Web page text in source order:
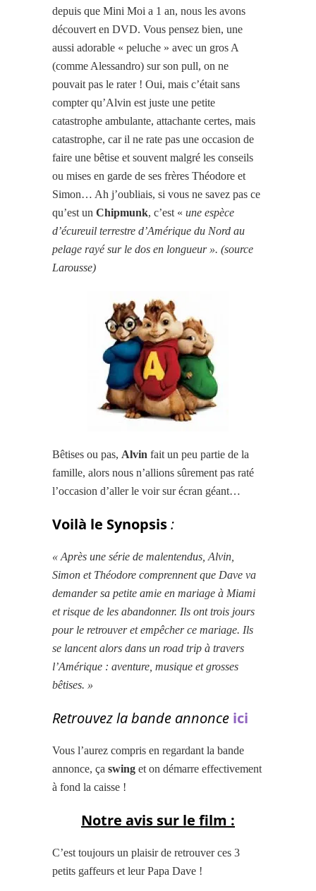
depuis que Mini Moi a 1 an, nous les avons
découvert en DVD. Vous pensez bien, une
aussi adorable « peluche » avec un gros A
(comme Alessandro) sur son pull, on ne
pouvait pas le rater ! Oui, mais c’était sans
compter qu’Alvin est juste une petite
catastrophe ambulante, attachante certes, mais
catastrophe, car il ne rate pas une occasion de
faire une bêtise et souvent malgré les conseils
ou mises en garde de ses frères Théodore et
Simon… Ah j’oubliais, si vous ne savez pas ce
qu’est un Chipmunk, c’est « une espèce
d’écureuil terrestre d’Amérique du Nord au
pelage rayé sur le dos en longueur ». (source
Larousse)
Bêtises ou pas, Alvin fait un peu partie de la
famille, alors nous n’allions sûrement pas raté
l’occasion d’aller le voir sur écran géant…
Voilà le Synopsis:
« Après une série de malentendus, Alvin,
Simon et Théodore comprennent que Dave va
demander sa petite amie en mariage à Miami
et risque de les abandonner. Ils ont trois jours
pour le retrouver et empêcher ce mariage. Ils
se lancent alors dans un road trip à travers
l’Amérique : aventure, musique et grosses
bêtises. »
Retrouvez la bande annonce ici
Vous l’aurez compris en regardant la bande
annonce, ça swing et on démarre effectivement
à fond la caisse !
Notre avis sur le film :
C’est toujours un plaisir de retrouver ces 3
petits gaffeurs et leur Papa Dave !